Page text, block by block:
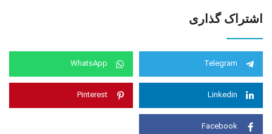
اشتراک گذاری
Telegram
WhatsApp
Linkedin
Pinterest
Facebook